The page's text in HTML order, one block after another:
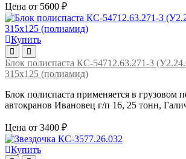
Цена от 5600 ₽
Купить
Блок полиспаста КС-54712.63.271-3
315х125 (полиамид)
Блок полиспаста применяется в грузовом
автокранов Ивановец г/п 16, 25 тонн,
Цена от 3400 ₽
Купить